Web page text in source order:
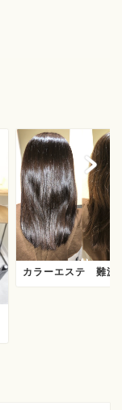
カラーエステ 難波